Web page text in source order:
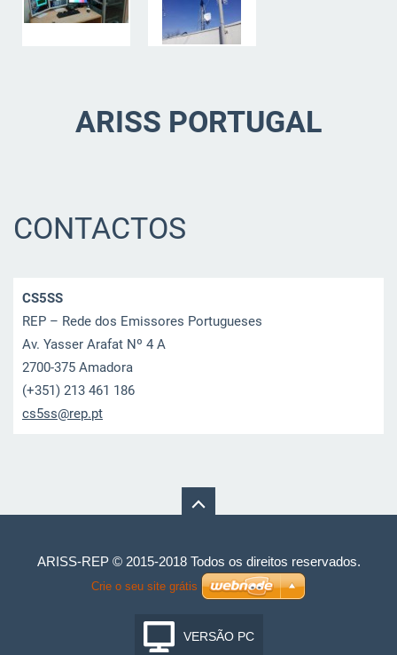
ARISS PORTUGAL
CONTACTOS
CS5SS
REP – Rede dos Emissores Portugueses
Av. Yasser Arafat Nº 4 A
2700-375 Amadora
(+351) 213 461 186
cs5ss@rep.pt
ARISS-REP © 2015-2018 Todos os direitos reservados.
Crie o seu site grátis
VERSÃO PC